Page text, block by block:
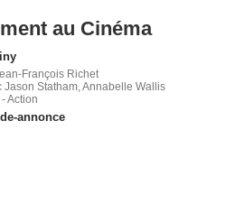
au Cinéma
François Richet
Jason Statham, Annabelle Wallis
- Action
annonce